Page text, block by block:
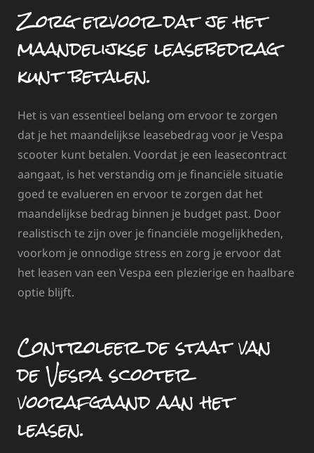
Zorg ervoor dat je het
maandelijkse leasebedrag
kunt betalen.
Het is van essentieel belang om ervoor te zorgen
dat je het maandelijkse leasebedrag voor je Vespa
scooter kunt betalen. Voordat je een leasecontract
aangaat, is het verstandig om je financiële situatie
goed te evalueren en ervoor te zorgen dat het
maandelijkse bedrag binnen je budget past. Door
realistisch te zijn over je financiële mogelijkheden,
voorkom je onnodige stress en zorg je ervoor dat
het leasen van een Vespa een plezierige en haalbare
optie blijft.
Controleer de staat van
de Vespa scooter
voorafgaand aan het
leasen.